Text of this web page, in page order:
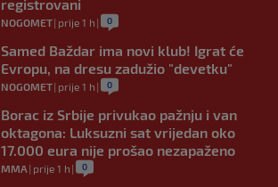
registrovani
NOGOMET| prije 1 h | 0
Samed Baždar ima novi klub! Igrat će
Evropu, na dresu zadužio "devetku"
NOGOMET| prije 1 h | 0
Borac iz Srbije privukao pažnju i van
oktagona: Luksuzni sat vrijedan oko
17.000 eura nije prošao nezapaženo
MMA | prije 1 h | 0